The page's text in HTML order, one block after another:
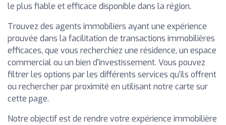
le plus fiable et efficace disponible dans la région.
Trouvez des agents immobiliers ayant une expérience
prouvée dans la facilitation de transactions immobilières
efficaces, que vous recherchiez une résidence, un espace
commercial ou un bien d'investissement. Vous pouvez
filtrer les options par les différents services qu'ils offrent
ou rechercher par proximité en utilisant notre carte sur
cette page.
Notre objectif est de rendre votre expérience immobilière